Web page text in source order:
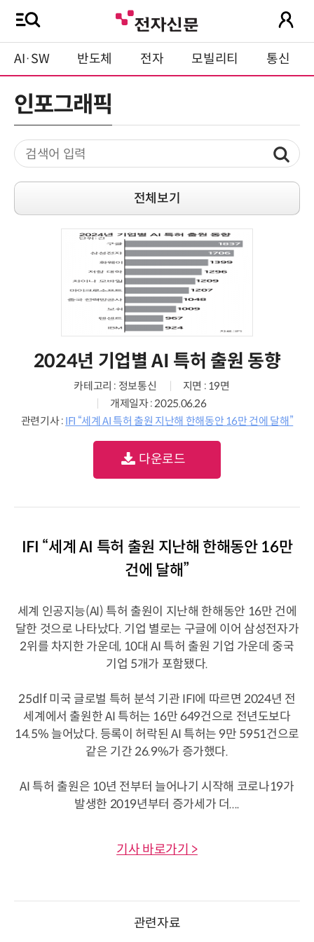
AI·SW 반도체 전자 모빌리티 통신
인포그래픽
전체보기
2024년 기업별 AI 특허 출원 동향
카테고리 : 정보통신
지면 : 19면
개제일자 : 2025.06.26
관련기사 : IFI “세계 AI 특허 출원 지난해 한해동안 16만 건에 달해”
다운로드
IFI “세계 AI 특허 출원 지난해 한해동안 16만
건에 달해”
세계 인공지능(AI) 특허 출원이 지난해 한해동안 16만 건에
달한 것으로 나타났다. 기업 별로는 구글에 이어 삼성전자가
2위를 차지한 가운데, 10대 AI 특허 출원 기업 가운데 중국
기업 5개가 포함됐다.
25dlf 미국 글로벌 특허 분석 기관 IFI에 따르면 2024년 전
세계에서 출원한 AI 특허는 16만 649건으로 전년도보다
14.5% 늘어났다. 등록이 허락된 AI 특허는 9만 5951건으로
같은 기간 26.9%가 증가했다.
AI 특허 출원은 10년 전부터 늘어나기 시작해 코로나19가
발생한 2019년부터 증가세가 더....
기사 바로가기 >
관련자료